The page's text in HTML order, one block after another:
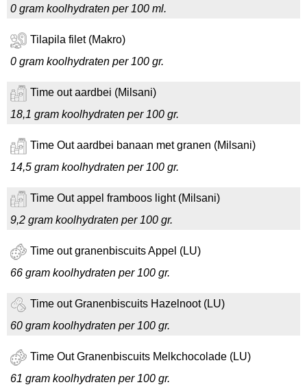
0 gram koolhydraten per 100 ml.
Tilapila filet (Makro)
0 gram koolhydraten per 100 gr.
Time out aardbei (Milsani)
18,1 gram koolhydraten per 100 gr.
Time Out aardbei banaan met granen (Milsani)
14,5 gram koolhydraten per 100 gr.
Time Out appel framboos light (Milsani)
9,2 gram koolhydraten per 100 gr.
Time out granenbiscuits Appel (LU)
66 gram koolhydraten per 100 gr.
Time out Granenbiscuits Hazelnoot (LU)
60 gram koolhydraten per 100 gr.
Time Out Granenbiscuits Melkchocolade (LU)
61 gram koolhydraten per 100 gr.